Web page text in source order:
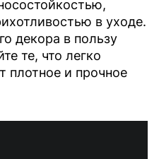
в уходе.
декора в пользу
те, что легко
плотное и прочное